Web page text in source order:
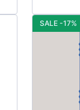
SALE -17%